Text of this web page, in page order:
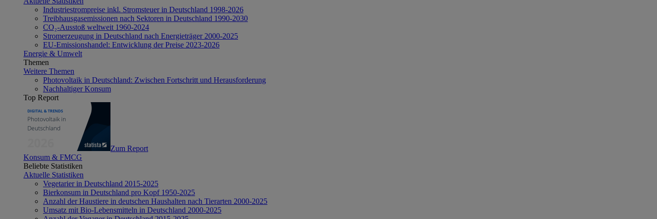
Industriestrompreise inkl. Stromsteuer in Deutschland 1998-2026
Treibhausgasemissionen nach Sektoren in Deutschland 1990-2030
CO₂-Ausstoß weltweit 1960-2024
Stromerzeugung in Deutschland nach Energieträger 2000-2025
EU-Emissionshandel: Entwicklung der Preise 2023-2026
Energie & Umwelt
Themen
Weitere Themen
Photovoltaik in Deutschland: Zwischen Fortschritt und Herausforderung
Nachhaltiger Konsum
Top Report
Zum Report
Konsum & FMCG
Beliebte Statistiken
Aktuelle Statistiken
Vegetarier in Deutschland 2015-2025
Bierkonsum in Deutschland pro Kopf 1950-2025
Anzahl der Haustiere in deutschen Haushalten nach Tierarten 2000-2025
Umsatz mit Bio-Lebensmitteln in Deutschland 2000-2025